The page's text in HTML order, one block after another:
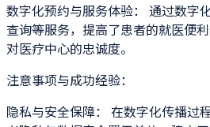
数字化预约与服务体验： 通过数字
查询等服务，提高了患者的就医便
对医疗中心的忠诚度。
注意事项与成功经验：
隐私与安全保障： 在数字化传播过